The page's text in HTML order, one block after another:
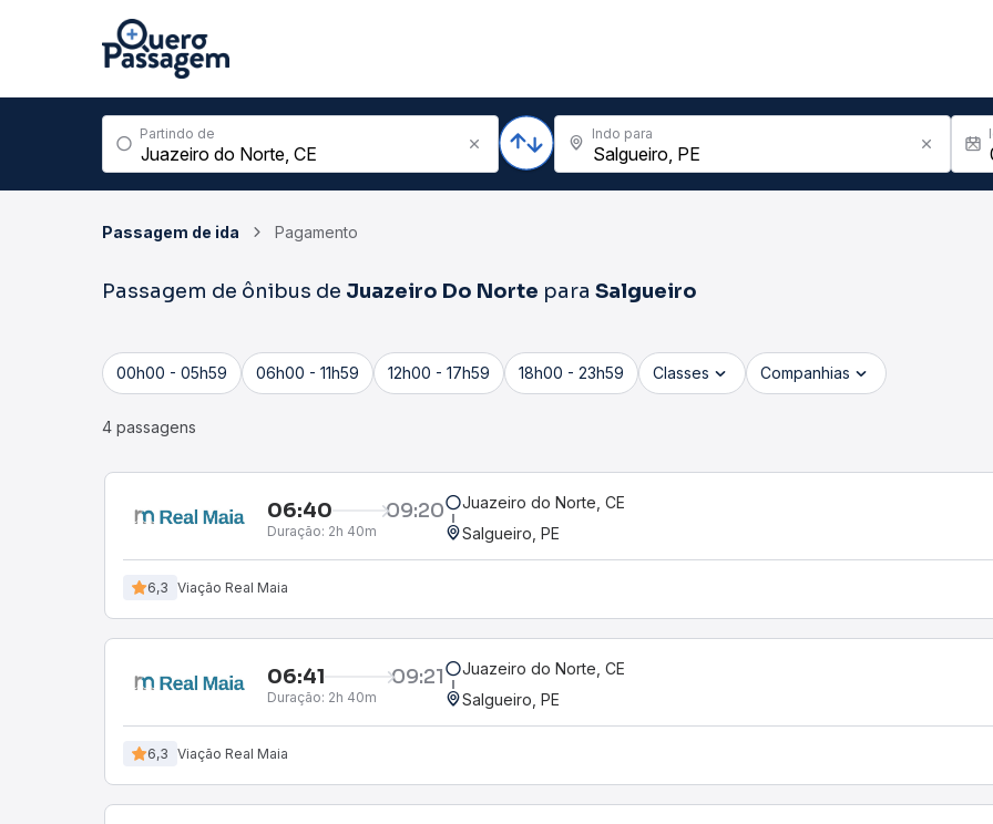
Partindo de Indo para
Passagem de ida Pagamento
Passagem de ônibus de Juazeiro Do Norte para Salgueiro
00h00 - 05h59 06h00 - 11h59 12h00 - 17h59 18h00 - 23h59 Classes Companhias
4 passagens
06:40 09:20
Duração: 2h 40m
Juazeiro do Norte, CE
Salgueiro, PE
6,3 Viação Real Maia
06:41 09:21
Duração: 2h 40m
Juazeiro do Norte, CE
Salgueiro, PE
6,3 Viação Real Maia